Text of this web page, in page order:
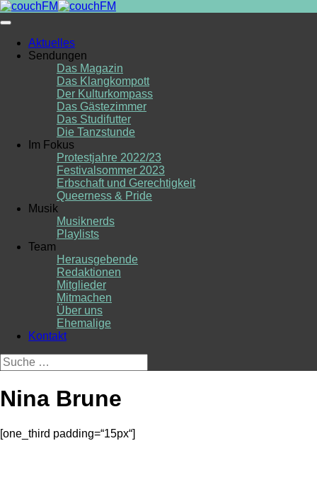
Skip
to
Aktuelles
Sendungen
Das Magazin
Das Klangkompott
Der Kulturkompass
Das Gästezimmer
Das Studifutter
Die Tanzstunde
Im Fokus
Protestjahre 2022/23
Festivalsommer 2023
Erbschaft und Gerechtigkeit
Queerness & Pride
Musik
Musiknerds
Playlists
Team
Herausgebende
Redaktionen
Mitglieder
Mitmachen
Über uns
Ehemalige
Kontakt
Suche
nach:
Nina Brune
[one_third padding=“15px“]